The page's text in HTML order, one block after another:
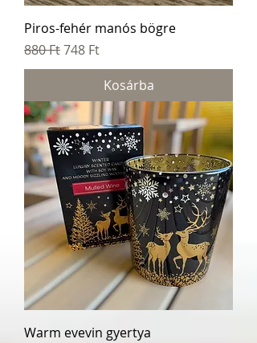
Piros-fehér manós bögre
Szokásos ár
880 FtAkciós ár
748 Ft
Kosárba
Warm evevin gyertya